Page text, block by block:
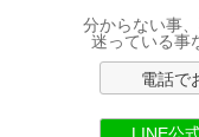
分からない事
迷っている事
電話で